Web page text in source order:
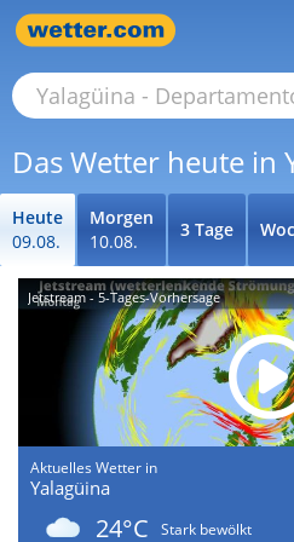
Das Wetter heute in
Heute
09.08.
Morgen
10.08.
3 Tage
Jetstream - 5-Tages-Vorhersage
Aktuelles Wetter in
Yalagüina
24°C
Stark bewölkt